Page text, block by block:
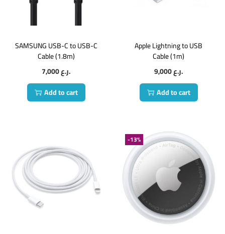
SAMSUNG USB-C to USB-C
Cable (1.8m)
7,000
ر.ع.
Add to cart
Apple Lightning to USB
Cable (1m)
9,000
ر.ع.
Add to cart
-13%